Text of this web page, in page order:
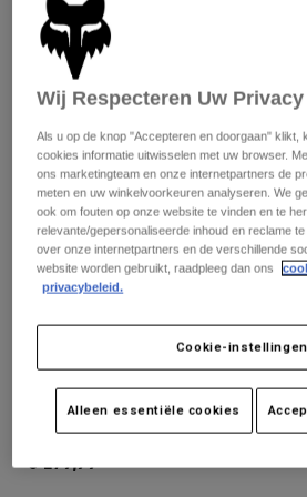
Broeken
Korte broeken
Jassen
Handschoenen
Beschermingen
Sokken
Broeken
Jassen
Protections
Brillen
Sokken
Tassen & Accessoires
Spare parts
Overhemden
Alles bekijken
Women
T-Shirts & Tops
Hoodies en truien
Jassen
Youth
Beschermers
Brillen
Socks
Alles bekijken
Moto
Helmen
Shirts
Boots
Beschermers
Gloves
Brillen
Beoordelingen
JACK TITAN SPORT
Artikelnummer24018
€ 179,99
Wij Respecteren Uw Privacy
Als u op de knop "Accepteren en doorgaan" klikt,
cookies informatie uitwisselen met uw browser.
ons marketingteam en onze internetpartners de
meten en uw winkelvoorkeuren analyseren. We
ook om fouten op onze website te vinden en te
relevante/gepersonaliseerde inhoud en reclame
over onze internetpartners en de verschillende
website worden gebruikt, raadpleeg dan ons
privacybeleid.
Cookie-instellingen
Alleen essentiële cookies